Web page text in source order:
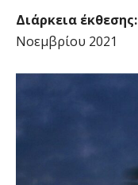
Διάρκεια έκθεσης:
Νοεμβρίου 2021